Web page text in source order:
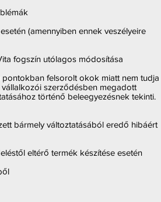
(amennyiben ennek veszélyeire
fogszín utólagos módosítása
felsorolt okok miatt nem tudja
szerződésben megadott
történő beleegyezésnek tekinti.
bármely változtatásából eredő hibáért
eltérő termék készítése esetén